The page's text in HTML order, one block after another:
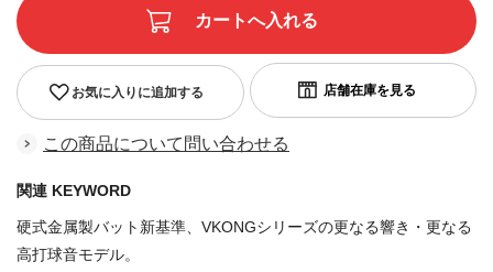
お気に入りに追加する
この商品について問い合わせる
関連 KEYWORD
硬式金属製バット新基準、VKONGシリーズの更なる響き・更なる
高打球音モデル。